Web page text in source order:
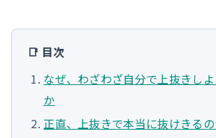
📑 目次
なぜ、わざわざ自分で上抜きし
か
正直、上抜きで本当に抜けきる